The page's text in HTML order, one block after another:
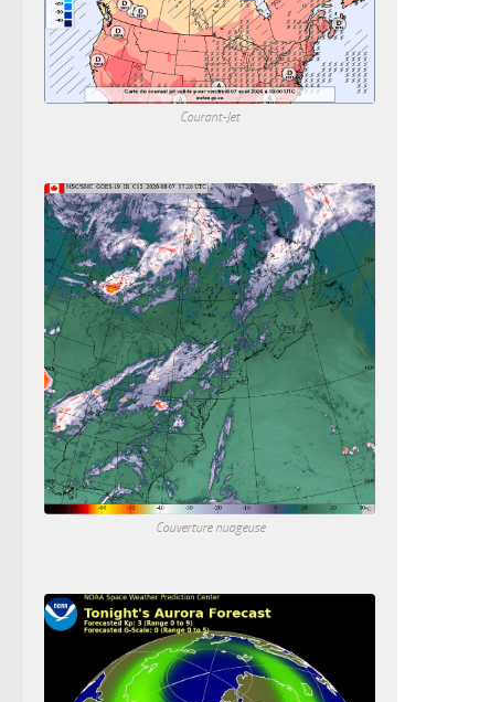
Courant-Jet
Couverture nuageuse